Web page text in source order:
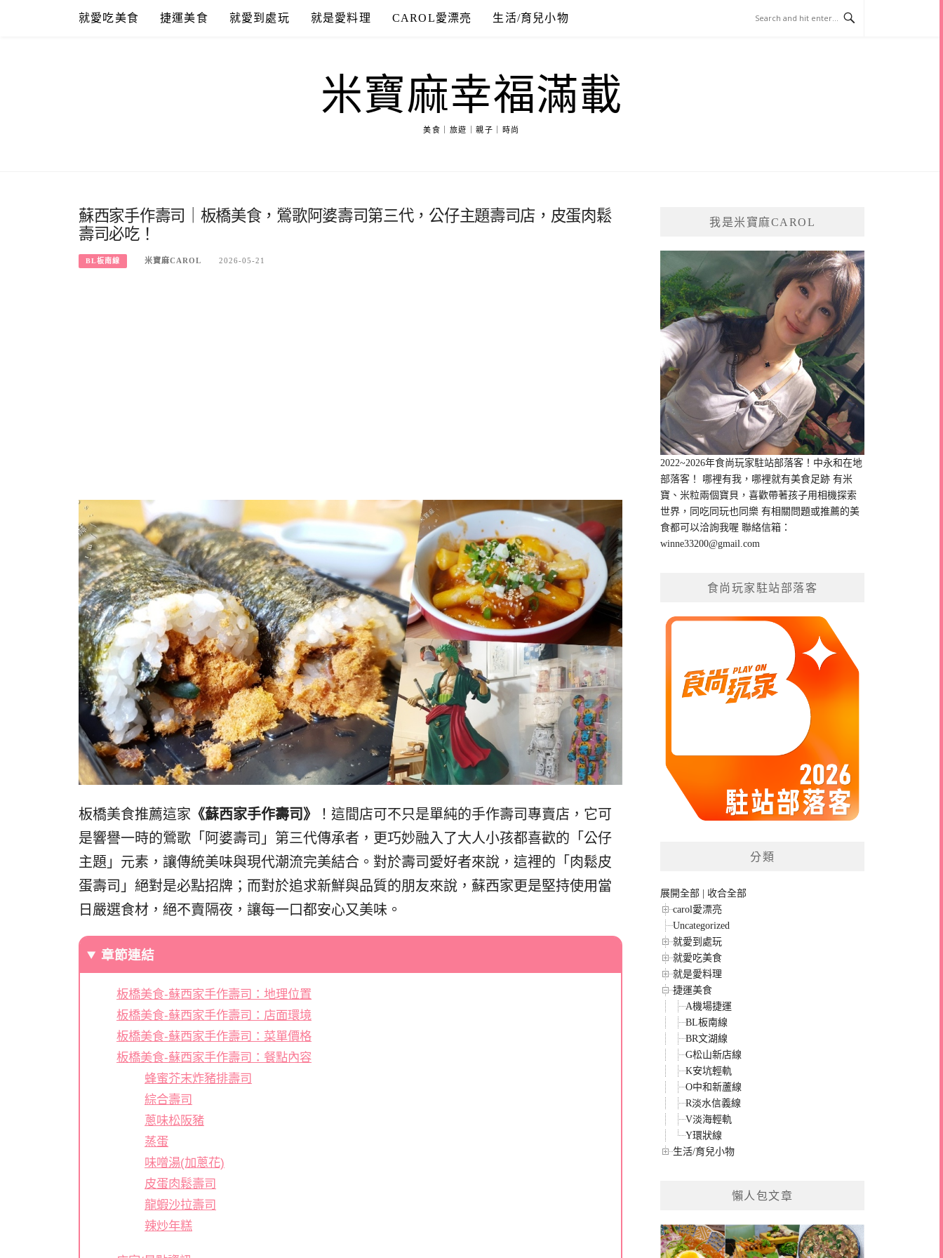
就愛吃美食 捷運美食 就愛到處玩 就是愛料理 CAROL愛漂亮 生活/育兒小物
米寶麻幸福滿載
美食｜旅遊｜親子｜時尚
蘇西家手作壽司｜板橋美食，鶯歌阿婆壽司第三代，公仔主題壽司店，皮蛋肉鬆
壽司必吃！
BL板南線 米寶麻CAROL 2026-05-21
板橋美食推薦這家 《蘇西家手作壽司》
！這間店可不只是單純的手作壽司專賣店，它可
是響譽一時的鶯歌「阿婆壽司」第三代傳承者，更巧妙融入了大人小孩都喜歡的「公仔
主題」元素，讓傳統美味與現代潮流完美結合。對於壽司愛好者來說，這裡的「肉鬆皮
蛋壽司」絕對是必點招牌；而對於追求新鮮與品質的朋友來說，蘇西家更是堅持使用當
日嚴選食材，絕不賣隔夜，讓每一口都安心又美味。
章節連結
板橋美食-蘇西家手作壽司：地理位置
板橋美食-蘇西家手作壽司：店面環境
板橋美食-蘇西家手作壽司：菜單價格
板橋美食-蘇西家手作壽司：餐點內容
蜂蜜芥末炸豬排壽司
綜合壽司
蔥味松阪豬
蒸蛋
味噌湯(加蔥花)
皮蛋肉鬆壽司
龍蝦沙拉壽司
辣炒年糕
我是米寶麻CAROL
2022~2026年食尚玩家駐站部落客！中永和在地
部落客！ 哪裡有我，哪裡就有美食足跡 有米
寶、米粒兩個寶貝，喜歡帶著孩子用相機探索
世界，同吃同玩也同樂 有相關問題或推薦的美
食都可以洽詢我喔 聯絡信箱：
winne33200@gmail.com
食尚玩家駐站部落客
分類
展開全部 | 收合全部
carol愛漂亮
Uncategorized
就愛到處玩
就愛吃美食
就是愛料理
捷運美食
A機場捷運
BL板南線
BR文湖線
G松山新店線
K安坑輕軌
O中和新蘆線
R淡水信義線
V淡海輕軌
Y環狀線
生活/育兒小物
懶人包文章